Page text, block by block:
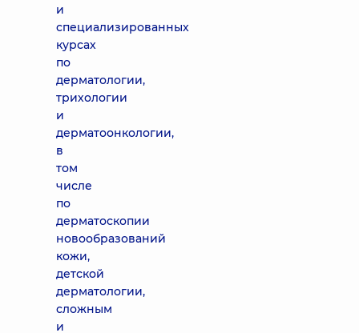
и
специализированных
курсах
по
дерматологии,
трихологии
и
дерматоонкологии,
в
том
числе
по
дерматоскопии
новообразований
кожи,
детской
дерматологии,
сложным
и